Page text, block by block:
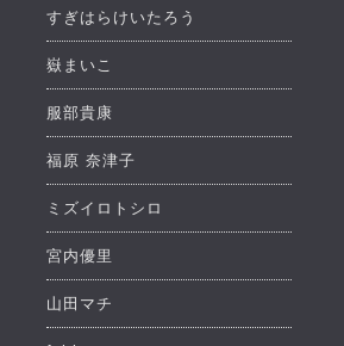
すぎはらけいたろう
嶽まいこ
服部貴康
福原 奈津子
ミズイロトシロ
宮内優里
山田マチ